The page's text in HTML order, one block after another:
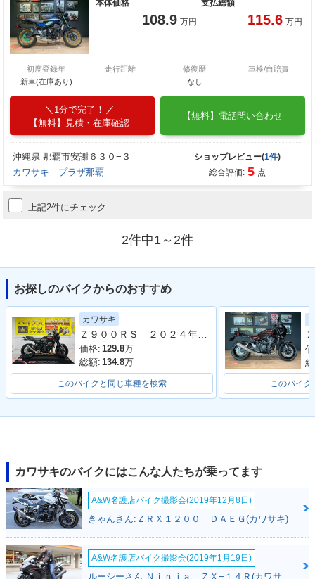
本体価格
108.9 万円
支払総額
115.6 万円
初度登録年
新車(在庫あり)
走行距離
―
修復歴
なし
車検/自賠責
―
1分で完了！
【無料】見積・在庫確認
【無料】電話問い合わせ
沖縄県 那覇市安謝６３０−３
カワサキ プラザ那覇
ショップレビュー(1件)
総合評価: 5 点
上記2件にチェック
2件中1～2件
お探しのバイクからのおすすめ
カワサキ
Ｚ９００ＲＳ ２０２４年モデル 社外フルエキマフラー フェンダーレス ラジエーターカバー タンデムバー シート カスタム多数
価格: 129.8万
総額: 134.8万
このバイクと同じ車種を検索 このバイク
カワサキのバイクにはこんな人たちが乗ってます
A&W名護店バイク撮影会(2019年12月8日)
きゃんさん:ＺＲＸ１２００ ＤＡＥＧ(カワサキ)
A&W名護店バイク撮影会(2019年1月19日)